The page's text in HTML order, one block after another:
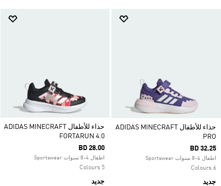
حذاء للأطفال ADIDAS MINECRAFT
PRO
BD 32.25
اطفال 4-8 سنوات Sportswear
6 Colours
جديد
حذاء للأطفال ADIDAS MINECRAFT
FORTARUN 4.0
BD 28.00
اطفال 4-8 سنوات Sportswear
5 Colours
جديد